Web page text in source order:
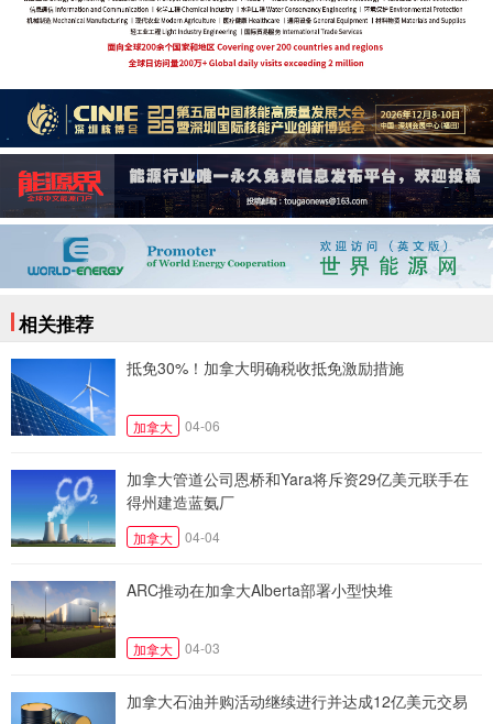
相关推荐
抵免30%！加拿大明确税收抵免激励措施
加拿大 04-06
加拿大管道公司恩桥和Yara将斥资29亿美元联手在
得州建造蓝氨厂
加拿大 04-04
ARC推动在加拿大Alberta部署小型快堆
加拿大 04-03
加拿大石油并购活动继续进行并达成12亿美元交易